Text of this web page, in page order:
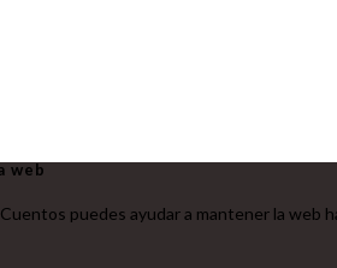
web
puedes ayudar a mantener la web